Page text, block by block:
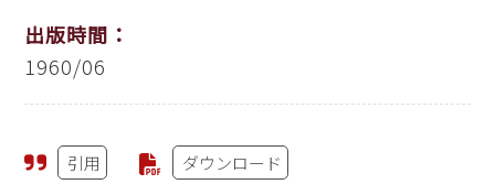
出版時間：
1960/06
引用 ダウンロード